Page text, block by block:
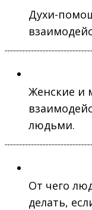
Духи-
Женские и
людьми.
От чего
делать,